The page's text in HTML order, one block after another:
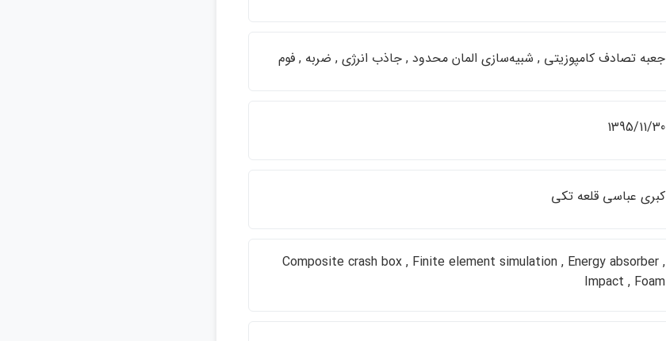
جعبه تصادف كامپوزيتي , شبيه‌سازي المان محدود , جاذب انرژي , ضربه , فوم
1395/11/30
كبري عباسي قلعه تكي
Composite crash box , Finite element simulation , Energy absorber ,
Impact , Foam